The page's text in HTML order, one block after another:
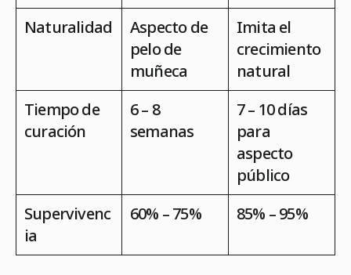
Naturalidad
Aspecto de
pelo de
muñeca
Imita el
crecimiento
natural
Tiempo de
curación
6 – 8
semanas
7 – 10 días
para
aspecto
público
Supervivenc
ia
60% – 75% 85% – 95%